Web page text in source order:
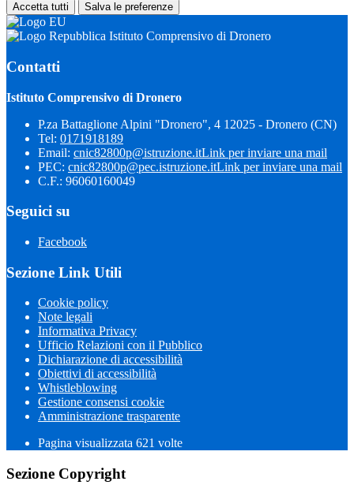
Accetta tutti Salva le preferenze
Istituto Comprensivo di Dronero
Contatti
Istituto Comprensivo di Dronero
P.za Battaglione Alpini "Dronero", 4 12025 - Dronero (CN)
Tel: 0171918189
Email: cnic82800p@istruzione.itLink per inviare una mail
PEC: cnic82800p@pec.istruzione.itLink per inviare una mail
C.F.: 96060160049
Seguici su
Facebook
Sezione Link Utili
Cookie policy
Note legali
Informativa Privacy
Ufficio Relazioni con il Pubblico
Dichiarazione di accessibilità
Obiettivi di accessibilità
Whistleblowing
Gestione consensi cookie
Amministrazione trasparente
Pagina visualizzata 621 volte
Sezione Copyright